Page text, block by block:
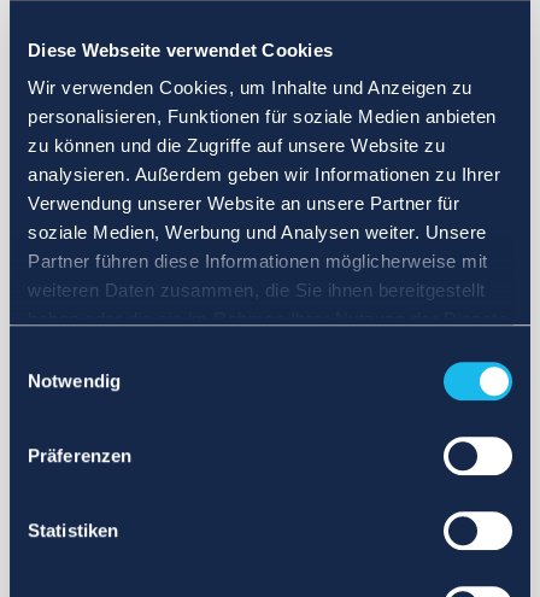
Diese Webseite verwendet Cookies
Wir verwenden Cookies, um Inhalte und Anzeigen zu
personalisieren, Funktionen für soziale Medien anbieten
zu können und die Zugriffe auf unsere Website zu
analysieren. Außerdem geben wir Informationen zu Ihrer
Verwendung unserer Website an unsere Partner für
soziale Medien, Werbung und Analysen weiter. Unsere
Partner führen diese Informationen möglicherweise mit
weiteren Daten zusammen, die Sie ihnen bereitgestellt
Notwendig
Präferenzen
Statistiken